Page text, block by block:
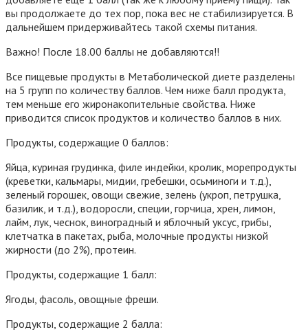
вы продолжаете до тех пор, пока вес не стабилизируется. В
дальнейшем придерживайтесь такой схемы питания.
Важно! После 18.00 баллы не добавляются!!
Все пищевые продукты в Метаболической диете разделены
на 5 групп по количеству баллов. Чем ниже балл продукта,
тем меньше его жиронакопительные свойства. Ниже
приводится список продуктов и количество баллов в них.
Продукты, содержащие 0 баллов:
Яйца, куриная грудинка, филе индейки, кролик, морепродукты
(креветки, кальмары, мидии, гребешки, осьминоги и т.д.),
зеленый горошек, овощи свежие, зелень (укроп, петрушка,
базилик, и т.д.), водоросли, специи, горчица, хрен, лимон,
лайм, лук, чеснок, виноградный и яблочный уксус, грибы,
клетчатка в пакетах, рыба, молочные продукты низкой
жирности (до 2%), протеин.
Продукты, содержащие 1 балл:
Ягоды, фасоль, овощные фреши.
Продукты, содержащие 2 балла: